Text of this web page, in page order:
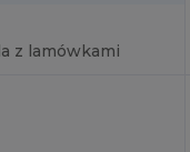
z lamówkami